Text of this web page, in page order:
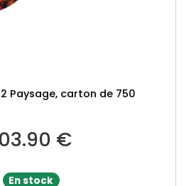
Paysage, carton de 750
€
En stock